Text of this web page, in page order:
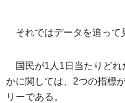
それではデータを追って
国民が1人1日当たりど
かに関しては、2つの指標
リーである。